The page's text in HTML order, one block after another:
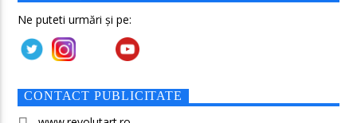
Ne puteti urmări și pe:
CONTACT PUBLICITATE